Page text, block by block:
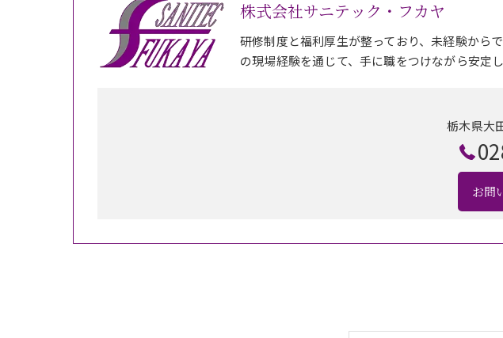
株式会社サニテック・フカヤ
研修制度と福利厚生が整っており、未経験から
の現場経験を通じて、手に職をつけながら安定
栃木県大
お問